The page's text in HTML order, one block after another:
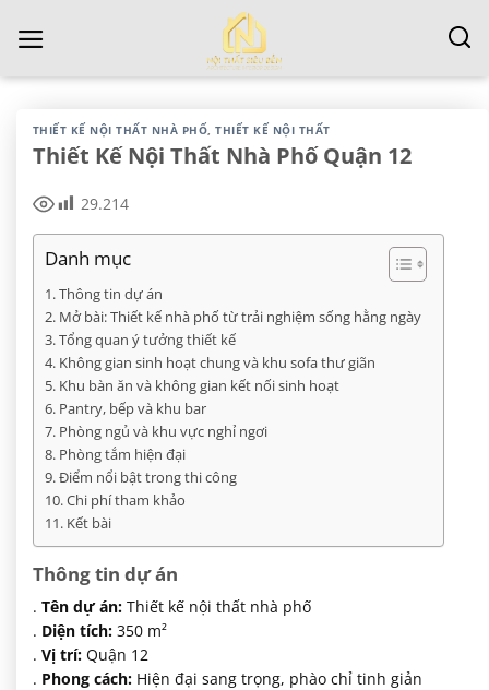
đến
dung
THIẾT KẾ NỘI THẤT NHÀ PHỐ,THIẾT KẾ NỘI THẤT
Thiết Kế Nội Thất Nhà Phố Quận 12
29.214
Danh mục
Thông tin dự án
Mở bài: Thiết kế nhà phố từ trải nghiệm sống hằng ngày
Tổng quan ý tưởng thiết kế
Không gian sinh hoạt chung và khu sofa thư giãn
Khu bàn ăn và không gian kết nối sinh hoạt
Pantry, bếp và khu bar
Phòng ngủ và khu vực nghỉ ngơi
Phòng tắm hiện đại
Điểm nổi bật trong thi công
Chi phí tham khảo
Kết bài
Thông tin dự án
. Tên dự án: Thiết kế nội thất nhà phố
. Diện tích: 350 m²
. Vị trí: Quận 12
. Phong cách: Hiện đại sang trọng, phào chỉ tinh giản